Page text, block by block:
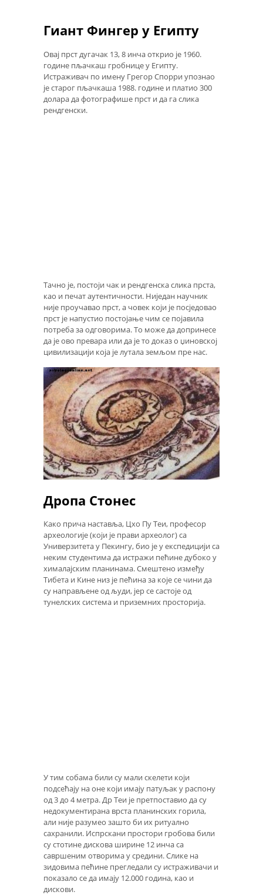
Гиант Фингер у Египту
Овај прст дугачак 13, 8 инча открио је 1960.
године пљачкаш гробнице у Египту.
Истраживач по имену Грегор Спорри упознао
је старог пљачкаша 1988. године и платио 300
долара да фотографише прст и да га слика
рендгенски.
Тачно је, постоји чак и рендгенска слика прста,
као и печат аутентичности. Ниједан научник
није проучавао прст, а човек који је посједовао
прст је напустио постојање чим се појавила
потреба за одговорима. То може да допринесе
да је ово превара или да је то доказ о џиновској
цивилизацији која је лутала земљом пре нас.
Дропа Стонес
Како прича наставља, Цхо Пу Теи, професор
археологије (који је прави археолог) са
Универзитета у Пекингу, био је у експедицији са
неким студентима да истражи пећине дубоко у
хималајским планинама. Смештено између
Тибета и Кине низ је пећина за које се чини да
су направљене од људи, јер се састоје од
тунелских система и приземних просторија.
У тим собама били су мали скелети који
подсећају на оне који имају патуљак у распону
од 3 до 4 метра. Др Теи је претпоставио да су
недокументирана врста планинских горила,
али није разумео зашто би их ритуално
сахранили. Испрскани простори гробова били
су стотине дискова ширине 12 инча са
савршеним отворима у средини. Слике на
зидовима пећине прегледали су истраживачи и
показало се да имају 12.000 година, као и
дискови.